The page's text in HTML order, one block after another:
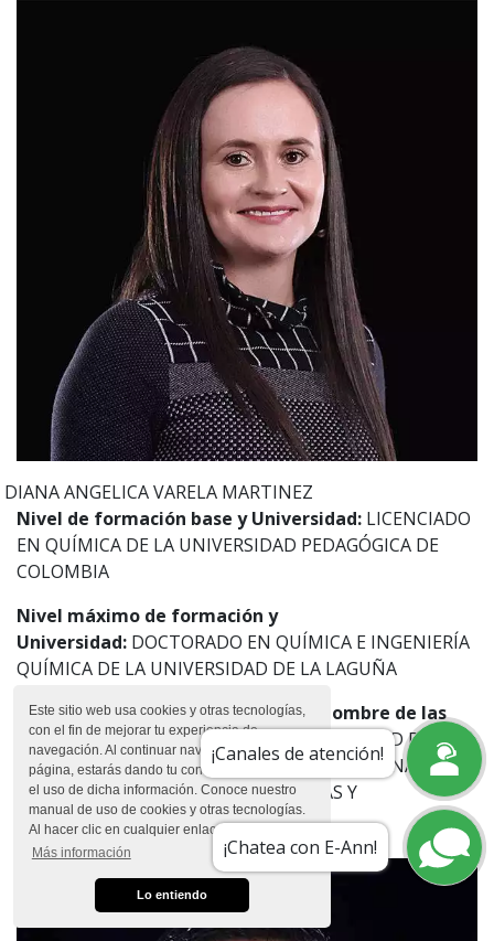
Este sitio web usa cookies y otras tecnologías,
con el fin de mejorar tu experiencia de
navegación. Al continuar navegando en esta
página, estarás dando tu consentimiento para
el uso de dicha información. Conoce nuestro
manual de uso de cookies y otras tecnologías.
Al hacer clic en cualquier enlace
Más información
Lo entiendo
DIANA ANGELICAVARELA MARTINEZ
Nivel de formación base y Universidad: LICENCIADO
EN QUÍMICA DE LA UNIVERSIDAD PEDAGÓGICA DE
COLOMBIA
Nivel máximo de formación y
Universidad: DOCTORADO EN QUÍMICA E INGENIERÍA
QUÍMICA DE LA UNIVERSIDAD DE LA LAGUÑA
Experiencia empresarial /cargos y nombre de las
empresas:PROFESIONAL EN LICEO TEILHARD DE
CHARDIN; PROFESIONAL EN SENA; PROFESIONAL EN
UNIVERSIDAD DE CIENCIAS APLICADAS Y
AMBIENTALES U.D.C.A
davarela@universidadean.edu.co
¡Chatea con E-Ann!
¡Canales de atención!